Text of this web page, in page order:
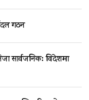
गठन
सार्वजनिक: विदेशमा